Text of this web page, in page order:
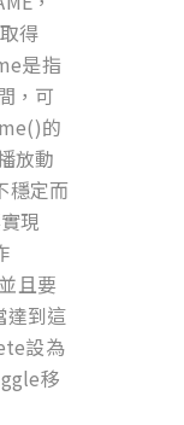
得
是指
，可
的
放動
穩定而
現
且要
到這
設為
移